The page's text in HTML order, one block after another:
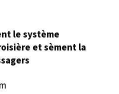
le système
et sèment la